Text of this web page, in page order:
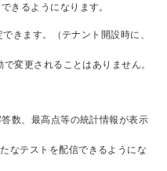
きるようになります。
きます。（テナント開設時に、
更されることはありません。
数、最高点等の統計情報が表示
なテストを配信できるようにな